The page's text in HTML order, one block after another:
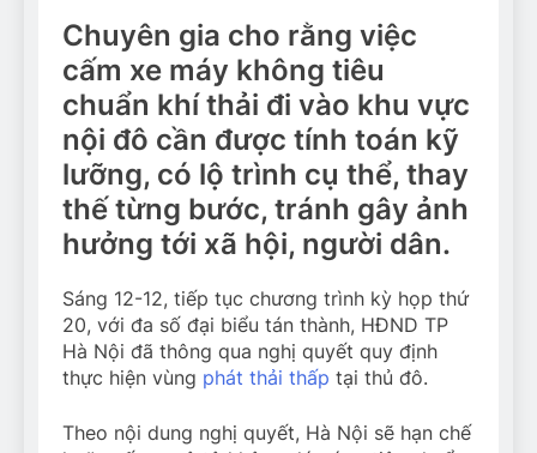
Chuyên gia cho rằng việc
cấm xe máy không tiêu
chuẩn khí thải đi vào khu vực
nội đô cần được tính toán kỹ
lưỡng, có lộ trình cụ thể, thay
thế từng bước, tránh gây ảnh
hưởng tới xã hội, người dân.
Sáng 12-12, tiếp tục chương trình kỳ họp thứ
20, với đa số đại biểu tán thành, HĐND TP
Hà Nội đã thông qua nghị quyết quy định
thực hiện vùng phát thải thấp tại thủ đô.
Theo nội dung nghị quyết, Hà Nội sẽ hạn chế